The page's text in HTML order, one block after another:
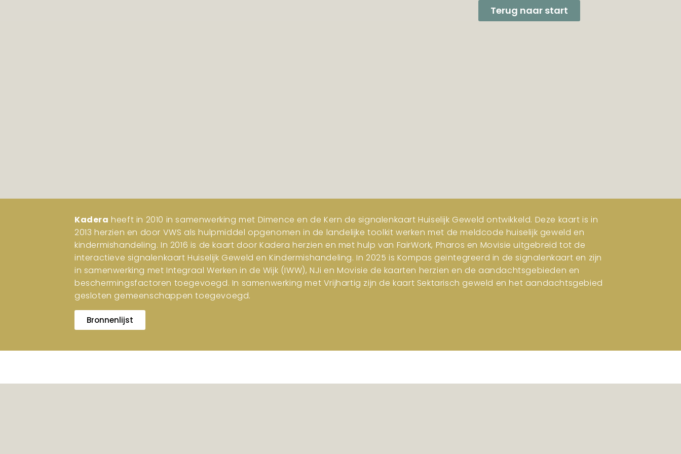
Terug naar start
Kadera heeft in 2010 in samenwerking met Dimence en de Kern de signalenkaart Huiselijk Geweld ontwikkeld. Deze kaart is in
2013 herzien en door VWS als hulpmiddel opgenomen in de landelijke toolkit werken met de meldcode huiselijk geweld en
kindermishandeling. In 2016 is de kaart door Kadera herzien en met hulp van FairWork, Pharos en Movisie uitgebreid tot de
interactieve signalenkaart Huiselijk Geweld en Kindermishandeling. In 2025 is Kompas geïntegreerd in de signalenkaart en zijn
in samenwerking met Integraal Werken in de Wijk (IWW), NJi en Movisie de kaarten herzien en de aandachtsgebieden en
beschermingsfactoren toegevoegd. In samenwerking met Vrijhartig zijn de kaart Sektarisch geweld en het aandachtsgebied
gesloten gemeenschappen toegevoegd.
Bronnenlijst